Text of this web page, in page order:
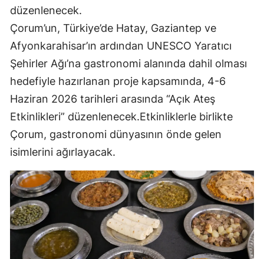
İzmir
Kars
Kastamonu
Kayseri
Kırklareli
Kocaeli
Konya
Kütahya
Malatya
düzenlenecek.
Çorum’un, Türkiye’de Hatay, Gaziantep ve
Afyonkarahisar’ın ardından UNESCO Yaratıcı
Şehirler Ağı’na gastronomi alanında dahil olması
hedefiyle hazırlanan proje kapsamında, 4-6
Haziran 2026 tarihleri arasında “Açık Ateş
Etkinlikleri” düzenlenecek.Etkinliklerle birlikte
Çorum, gastronomi dünyasının önde gelen
isimlerini ağırlayacak.